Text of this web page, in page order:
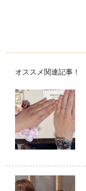
オススメ関連記事！